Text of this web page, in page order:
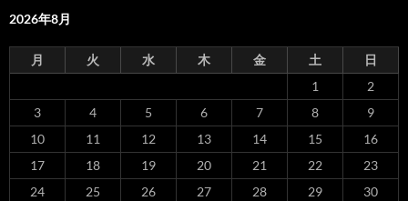
2026年8月
月 火 水 木 金 土
日
1
2
3
4 5 6 7 8
9
10
11 12 13 14 15
16
17
18 19 20 21 22
23
24
25 26 27 28 29
30